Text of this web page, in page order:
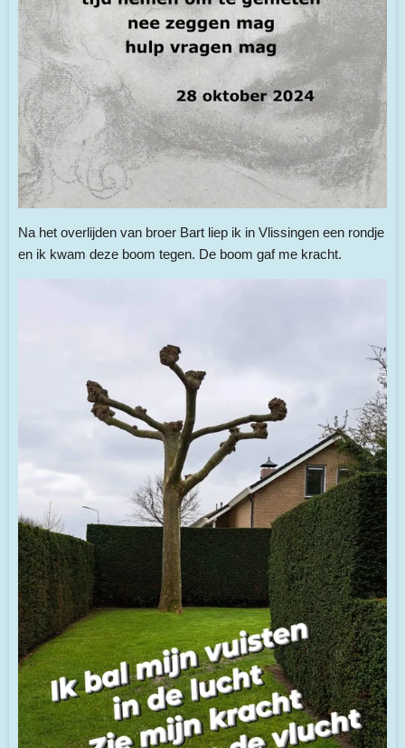
Na het overlijden van broer Bart liep ik in Vlissingen een rondje
en ik kwam deze boom tegen. De boom gaf me kracht.